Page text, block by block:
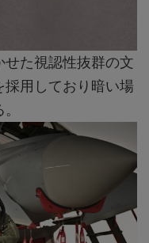
た視認性抜群の文
用しており暗い場